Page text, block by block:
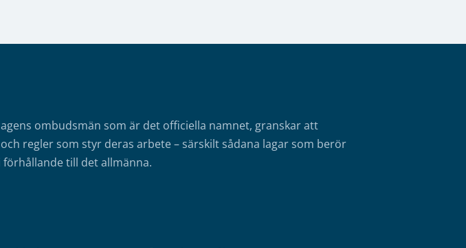
ombudsmän som är det officiella namnet, granskar att
regler som styr deras arbete – särskilt sådana lagar som berör
till det allmänna.